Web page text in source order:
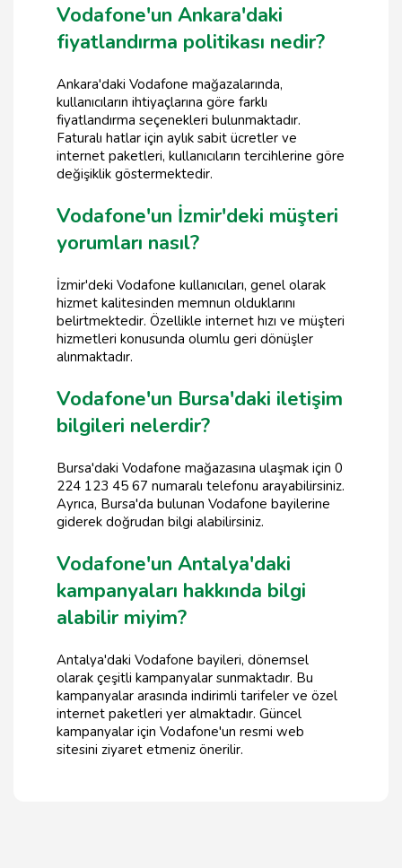
Vodafone'un Ankara'daki
fiyatlandırma politikası nedir?
Ankara'daki Vodafone mağazalarında,
kullanıcıların ihtiyaçlarına göre farklı
fiyatlandırma seçenekleri bulunmaktadır.
Faturalı hatlar için aylık sabit ücretler ve
internet paketleri, kullanıcıların tercihlerine göre
değişiklik göstermektedir.
Vodafone'un İzmir'deki müşteri
yorumları nasıl?
İzmir'deki Vodafone kullanıcıları, genel olarak
hizmet kalitesinden memnun olduklarını
belirtmektedir. Özellikle internet hızı ve müşteri
hizmetleri konusunda olumlu geri dönüşler
alınmaktadır.
Vodafone'un Bursa'daki iletişim
bilgileri nelerdir?
Bursa'daki Vodafone mağazasına ulaşmak için 0
224 123 45 67 numaralı telefonu arayabilirsiniz.
Ayrıca, Bursa'da bulunan Vodafone bayilerine
giderek doğrudan bilgi alabilirsiniz.
Vodafone'un Antalya'daki
kampanyaları hakkında bilgi
alabilir miyim?
Antalya'daki Vodafone bayileri, dönemsel
olarak çeşitli kampanyalar sunmaktadır. Bu
kampanyalar arasında indirimli tarifeler ve özel
internet paketleri yer almaktadır. Güncel
kampanyalar için Vodafone'un resmi web
sitesini ziyaret etmeniz önerilir.